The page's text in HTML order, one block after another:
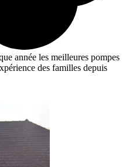
année les meilleures pompes
des familles depuis